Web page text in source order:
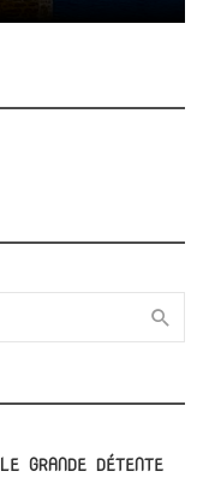
GRANDE DÉTENTE